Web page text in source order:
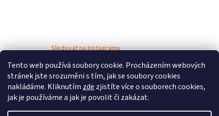
Tento web používá soubory cookie. Procházením webových
stránek jste srozuměni s tím, jak se soubory cookies
nakládáme. Kliknutím zde zjistíte více o souborech cookies,
jak je používáme a jak je povolit či zakázat.
Sledovat na Instagramu